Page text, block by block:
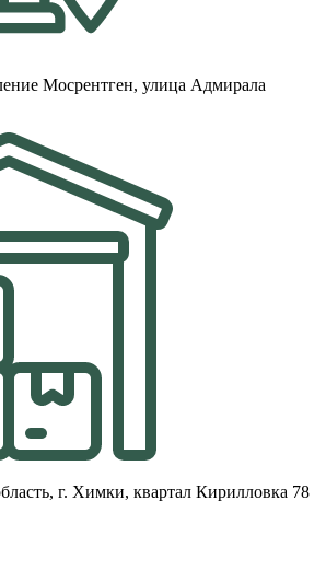
Мосрентген, улица Адмирала
г. Химки, квартал Кирилловка 78